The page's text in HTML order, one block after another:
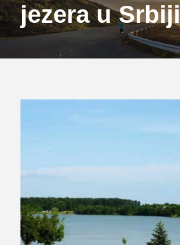
jezera u Srbiji